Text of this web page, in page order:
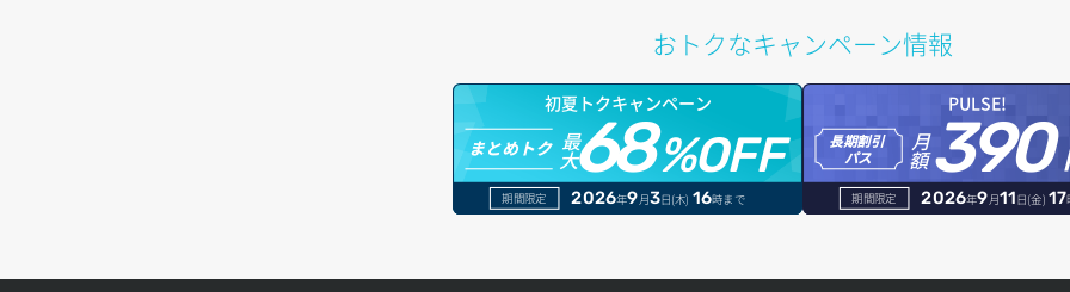
おトクなキャンペーン情報
初夏トクキャンペーン
まとめトク 最
大68%OFF
期間限定 2026年9月3日(木) 16時まで
PULSE!
長期割引
パス
月
額390
期間限定 2026年9月11日(金) 17